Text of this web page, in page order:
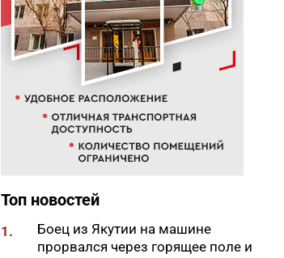
компании «Кинг-95» в Якутии
09:11
В Нерюнгри мужчину убили
ножом в собственной
квартире
09:00
Владимир Путин поручил
создать кластер по огранке
алмазов в Якутии и
Смоленской области
пять микрорайонов с
индивидуальными домами
Пока в Якутии была ночь:
Топ новостей
1.
Боец из Якутии на машине
прорвался через горящее поле и